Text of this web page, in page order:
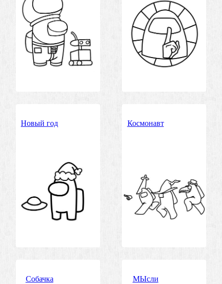
Новый год Космонавт
Собачка МЫсли